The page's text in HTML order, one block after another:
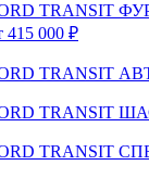
TRANSIT
415 000 ₽
TRANSIT
TRANSIT
TRANSIT